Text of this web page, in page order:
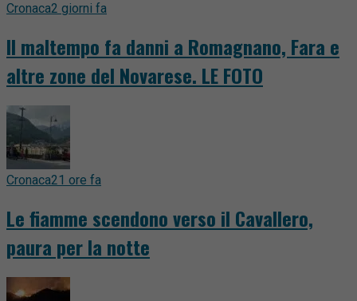
Cronaca2 giorni fa
Il maltempo fa danni a Romagnano, Fara e
altre zone del Novarese. LE FOTO
Cronaca21 ore fa
Le fiamme scendono verso il Cavallero,
paura per la notte